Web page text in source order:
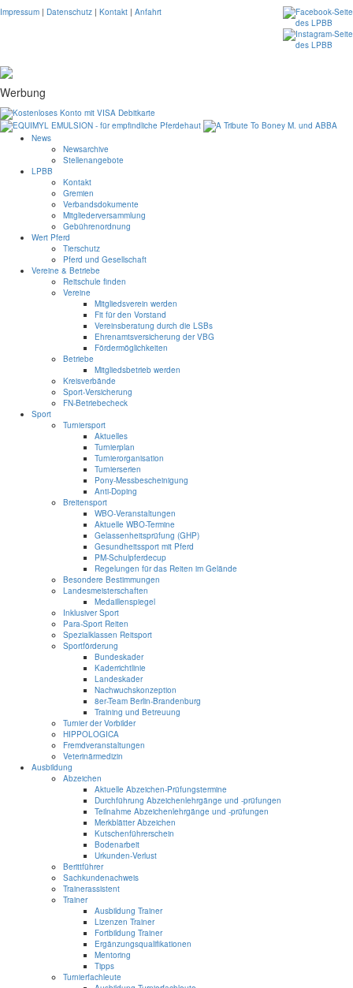
Impressum | Datenschutz | Kontakt | Anfahrt
Werbung
News
Newsarchive
Stellenangebote
LPBB
Kontakt
Gremien
Verbandsdokumente
Mitgliederversammlung
Gebührenordnung
Wert Pferd
Tierschutz
Pferd und Gesellschaft
Vereine & Betriebe
Reitschule finden
Vereine
Mitgliedsverein werden
Fit für den Vorstand
Vereinsberatung durch die LSBs
Ehrenamtsversicherung der VBG
Fördermöglichkeiten
Betriebe
Mitgliedsbetrieb werden
Kreisverbände
Sport-Versicherung
FN-Betriebecheck
Sport
Turniersport
Aktuelles
Turnierplan
Turnierorganisation
Turnierserien
Pony-Messbescheinigung
Anti-Doping
Breitensport
WBO-Veranstaltungen
Aktuelle WBO-Termine
Gelassenheitsprüfung (GHP)
Gesundheitssport mit Pferd
PM-Schulpferdecup
Regelungen für das Reiten im Gelände
Besondere Bestimmungen
Landesmeisterschaften
Medaillenspiegel
Inklusiver Sport
Para-Sport Reiten
Spezialklassen Reitsport
Sportförderung
Bundeskader
Kaderrichtlinie
Landeskader
Nachwuchskonzeption
8er-Team Berlin-Brandenburg
Training und Betreuung
Turnier der Vorbilder
HIPPOLOGICA
Fremdveranstaltungen
Veterinärmedizin
Ausbildung
Abzeichen
Aktuelle Abzeichen-Prüfungstermine
Durchführung Abzeichenlehrgänge und -prüfungen
Teilnahme Abzeichenlehrgänge und -prüfungen
Merkblätter Abzeichen
Kutschenführerschein
Bodenarbeit
Urkunden-Verlust
Berittführer
Sachkundenachweis
Trainerassistent
Trainer
Ausbildung Trainer
Lizenzen Trainer
Fortbildung Trainer
Ergänzungsqualifikationen
Mentoring
Tipps
Turnierfachleute